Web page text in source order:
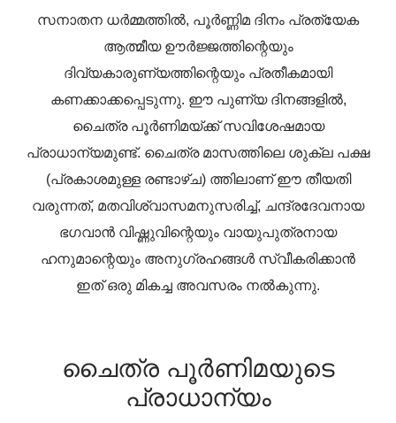
സനാതന ധർമ്മത്തിൽ, പൂർണ്ണിമ ദിനം പ്രത്യേക
ആത്മീയ ഊർജ്ജത്തിന്റെയും
ദിവ്യകാരുണ്യത്തിന്റെയും പ്രതീകമായി
കണക്കാക്കപ്പെടുന്നു. ഈ പുണ്യ ദിനങ്ങളിൽ,
ചൈത്ര പൂർണിമയ്ക്ക് സവിശേഷമായ
പ്രാധാന്യമുണ്ട്. ചൈത്ര മാസത്തിലെ ശുക്ല പക്ഷ
(പ്രകാശമുള്ള രണ്ടാഴ്ച) ത്തിലാണ് ഈ തീയതി
വരുന്നത്, മതവിശ്വാസമനുസരിച്ച്, ചന്ദ്രദേവനായ
ഭഗവാൻ വിഷ്ണുവിന്റെയും വായുപുത്രനായ
ഹനുമാന്റെയും അനുഗ്രഹങ്ങൾ സ്വീകരിക്കാൻ
ഇത് ഒരു മികച്ച അവസരം നൽകുന്നു.
ചൈത്ര പൂർണിമയുടെ
പ്രാധാന്യം